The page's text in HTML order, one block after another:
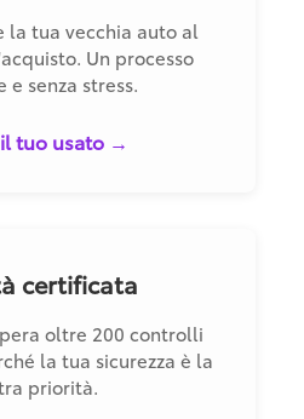
la tua vecchia auto al
Un processo
e senza stress.
tuo usato →
certificata
oltre 200 controlli
la tua sicurezza è la
priorità.